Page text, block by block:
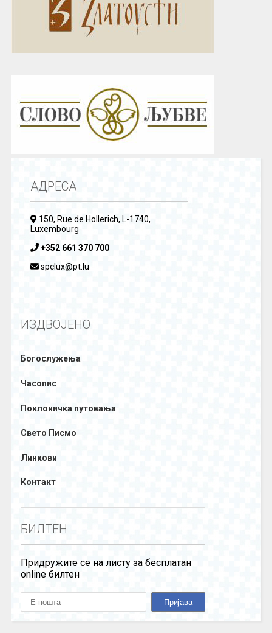
АДРЕСА
150, Rue de Hollerich, L-1740,
Luxembourg
+352 661 370 700
spclux@pt.lu
ИЗДВОЈЕНО
Богослужења
Часопис
Поклоничка путовања
Свето Писмо
Линкови
Контакт
БИЛТЕН
Придружите се на листу за бесплатан
online билтен